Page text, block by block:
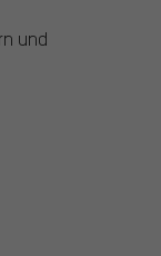
und